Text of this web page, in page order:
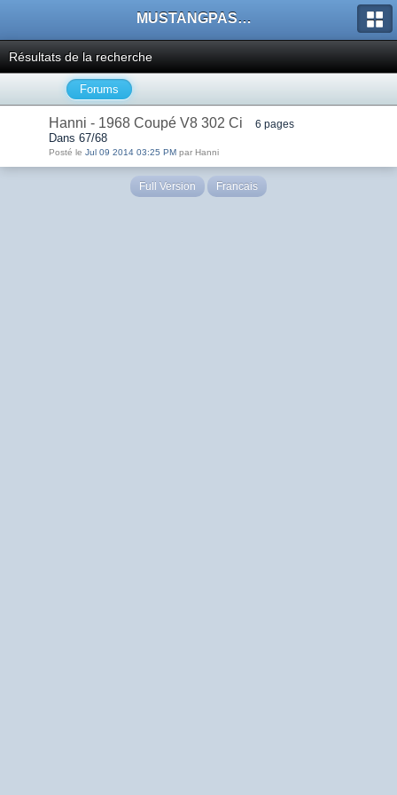
MUSTANGPASSION
Résultats de la recherche
Forums
Hanni - 1968 Coupé V8 302 Ci 6 pages
Dans 67/68
Posté le Jul 09 2014 03:25 PM par Hanni
Full Version Francais